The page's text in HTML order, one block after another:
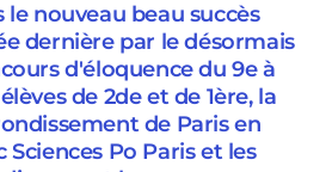
nouveau beau succès
dernière par le désormais
d'éloquence du 9e à
de 2de et de 1ère, la
de Paris en
Po Paris et les